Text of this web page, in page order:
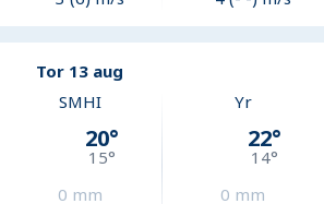
Tor 13 aug
SMHI
20°
15°
0 mm
Yr
22°
14°
0 mm